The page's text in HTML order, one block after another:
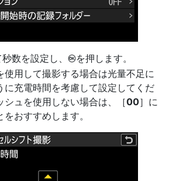
数を設定し、 Jを押します。
使用して撮影する場合は光量不足に
に充電時間を考慮して設定してくだ
シュを使用しない場合は、［00］に
おすすめします。